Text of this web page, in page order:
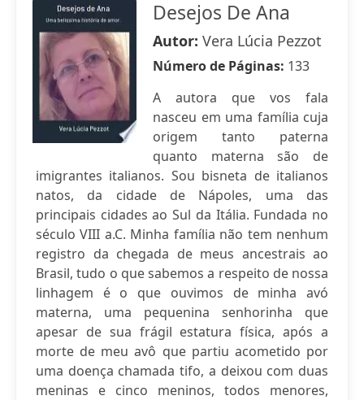
Desejos De Ana
Autor: Vera Lúcia Pezzot
Número de Páginas: 133
A autora que vos fala
nasceu em uma família cuja
origem tanto paterna
quanto materna são de
imigrantes italianos. Sou bisneta de italianos
natos, da cidade de Nápoles, uma das
principais cidades ao Sul da Itália. Fundada no
século VIII a.C. Minha família não tem nenhum
registro da chegada de meus ancestrais ao
Brasil, tudo o que sabemos a respeito de nossa
linhagem é o que ouvimos de minha avó
materna, uma pequenina senhorinha que
apesar de sua frágil estatura física, após a
morte de meu avô que partiu acometido por
uma doença chamada tifo, a deixou com duas
meninas e cinco meninos, todos menores,